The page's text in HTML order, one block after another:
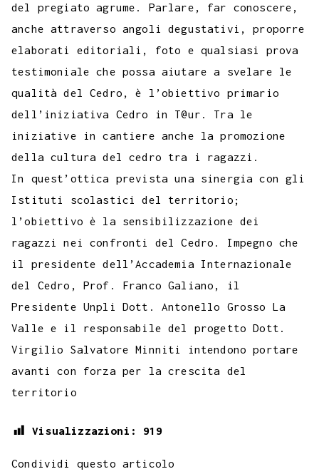
del pregiato agrume. Parlare, far conoscere,
anche attraverso angoli degustativi, proporre
elaborati editoriali, foto e qualsiasi prova
testimoniale che possa aiutare a svelare le
qualità del Cedro, è l’obiettivo primario
dell’iniziativa Cedro in T@ur. Tra le
iniziative in cantiere anche la promozione
della cultura del cedro tra i ragazzi.
In quest’ottica prevista una sinergia con gli
Istituti scolastici del territorio;
l’obiettivo è la sensibilizzazione dei
ragazzi nei confronti del Cedro. Impegno che
il presidente dell’Accademia Internazionale
del Cedro, Prof. Franco Galiano, il
Presidente Unpli Dott. Antonello Grosso La
Valle e il responsabile del progetto Dott.
Virgilio Salvatore Minniti intendono portare
avanti con forza per la crescita del
territorio
Visualizzazioni: 919
Condividi questo articolo